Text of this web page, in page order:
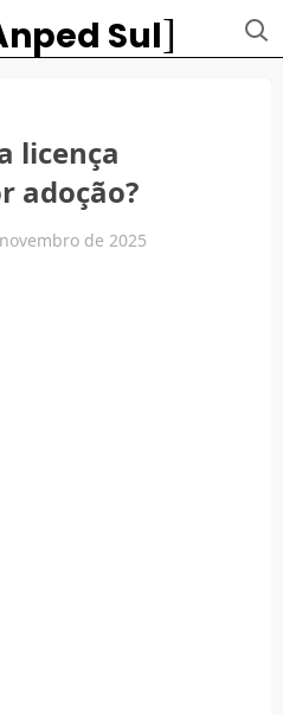
Sul
licença
adoção?
de 2025